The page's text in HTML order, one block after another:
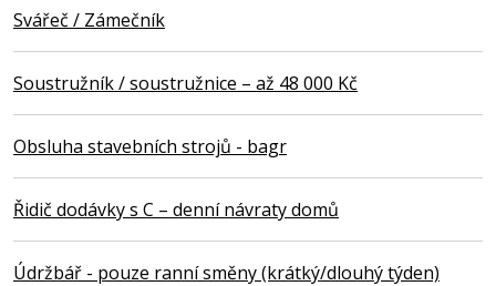
Svářeč / Zámečník
Soustružník / soustružnice – až 48 000 Kč
Obsluha stavebních strojů - bagr
Řidič dodávky s C – denní návraty domů
Údržbář - pouze ranní směny (krátký/dlouhý týden)